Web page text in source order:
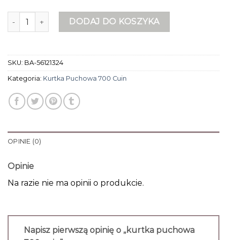
ilość kurtka puchowa 700 cuin
DODAJ DO KOSZYKA
SKU: BA-56121324
Kategoria: Kurtka Puchowa 700 Cuin
OPINIE (0)
Opinie
Na razie nie ma opinii o produkcie.
Napisz pierwszą opinię o „kurtka puchowa